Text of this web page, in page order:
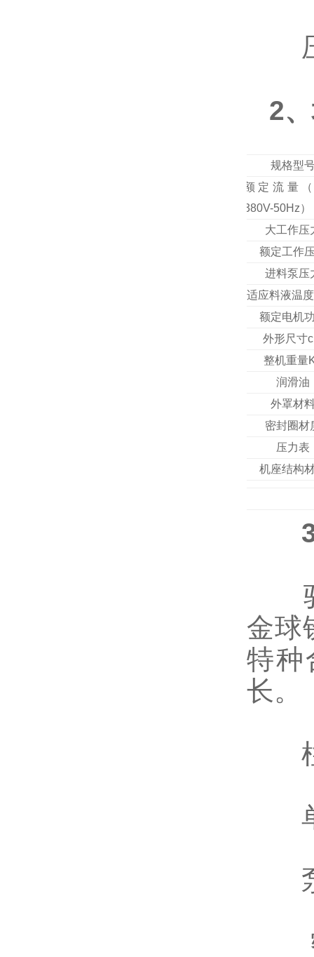
压
2
规格型
额定流量
380V-50Hz）
大工作压
额定工作
进料泵压
适应料液温
额定电机
外形尺寸
整机重量
润滑油
外罩材
密封圈材
压力表
机座结构
驱
金球
特种
长。
柱
单
泵